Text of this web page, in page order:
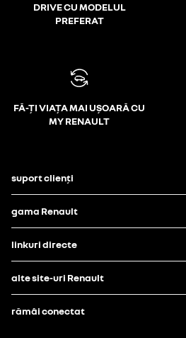
DRIVE CU MODELUL
PREFERAT
FĂ-ȚI VIAȚA MAI UȘOARĂ CU
MY RENAULT
suport clienți
gama Renault
linkuri directe
alte site-uri Renault
rămâi conectat